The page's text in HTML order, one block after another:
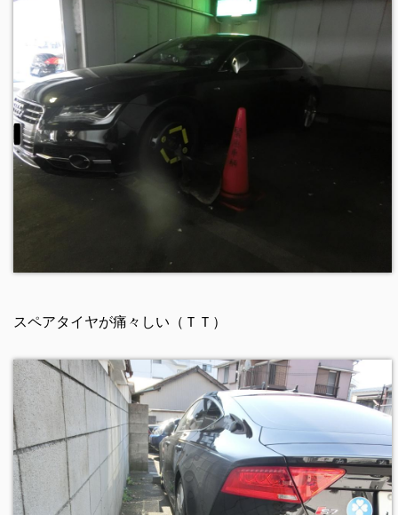
スペアタイヤが痛々しい（ＴＴ）